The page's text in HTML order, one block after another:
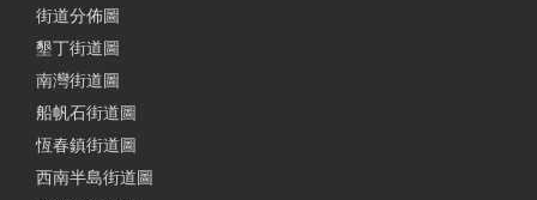
整個客棧都很有人情味，貓咪也很可愛！下次還會來
入住
街道分佈圖
墾丁街道圖
南灣街道圖
船帆石街道圖
恆春鎮街道圖
西南半島街道圖